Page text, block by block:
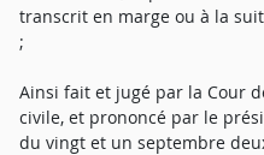
transcrit en marge ou à la
;
Ainsi fait et jugé par la Cour
civile, et prononcé par le
du vingt et un septembre